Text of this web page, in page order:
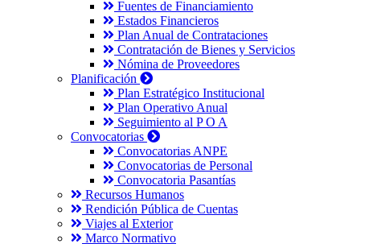
Fuentes de Financiamiento
Estados Financieros
Plan Anual de Contrataciones
Contratación de Bienes y Servicios
Nómina de Proveedores
Planificación
Plan Estratégico Institucional
Plan Operativo Anual
Seguimiento al P O A
Convocatorias
Convocatorias ANPE
Convocatorias de Personal
Convocatoria Pasantías
Recursos Humanos
Rendición Pública de Cuentas
Viajes al Exterior
Marco Normativo